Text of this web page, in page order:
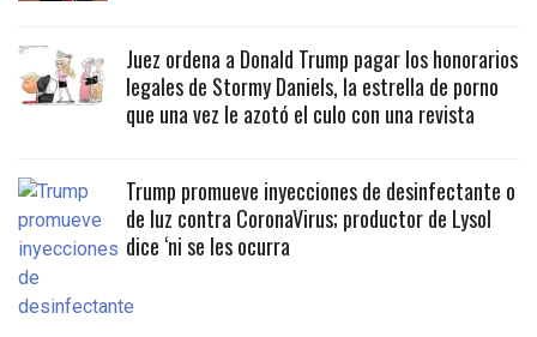
Juez ordena a Donald Trump pagar los honorarios
legales de Stormy Daniels, la estrella de porno
que una vez le azotó el culo con una revista
Trump promueve inyecciones de desinfectante o
de luz contra CoronaVirus; productor de Lysol
dice ‘ni se les ocurra